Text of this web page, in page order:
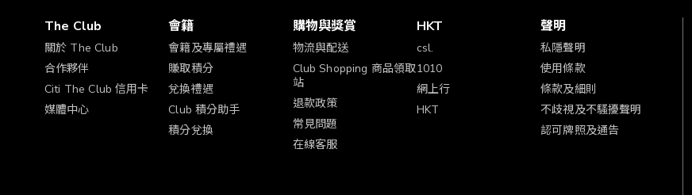
The Club
關於 The Club
合作夥伴
Citi The Club 信用卡
媒體中心
會籍
會籍及專屬禮遇
賺取積分
兌換禮遇
Club 積分助手
積分兌換
購物與獎賞
物流與配送
Club Shopping 商品領取
站
退款政策
常見問題
在線客服
HKT
csl.
1010
網上行
HKT
聲明
私隱聲明
使用條款
條款及細則
不歧視及不騷擾聲明
認可牌照及通告